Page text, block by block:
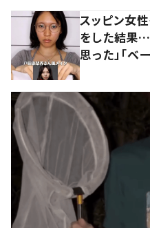
スッピン女
をした結果
思った」「ベ